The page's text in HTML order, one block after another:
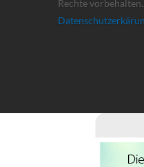
Rechte vorbehalten.